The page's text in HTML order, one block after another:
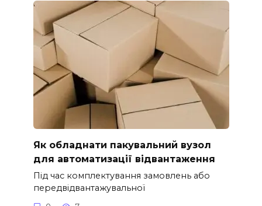
Як обладнати пакувальний вузол
для автоматизації відвантаження
Під час комплектування замовлень або
передвідвантажувальної